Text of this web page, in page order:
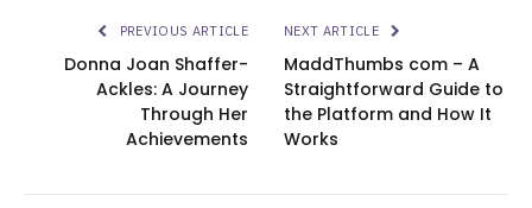
PREVIOUS ARTICLE
Donna Joan Shaffer-
Ackles: A Journey
Through Her
Achievements
NEXT ARTICLE
MaddThumbs com – A
Straightforward Guide to
the Platform and How It
Works